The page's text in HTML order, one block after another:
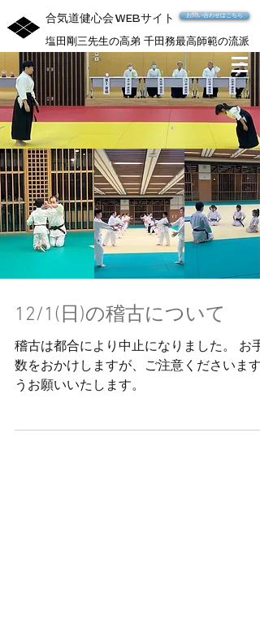
合気道健心会WEBサイト お問い合わせはこちら
塩田剛三先生の高弟 千田務最高師範の流派
12/1(日)の稽古について
稽古は都合により中止になりました。 お手
数をおかけしますが、ご注意くださいます
うお願いいたします。